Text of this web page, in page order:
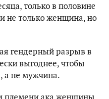
только в половине
не только женщина, но
гендерный разрыв в
выгоднее, чтобы
а не мужчина.